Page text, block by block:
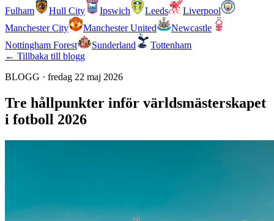
Fulham
Hull City Ipswich Leeds
Liverpool
Manchester City
Manchester United
Newcastle
Nottingham Forest
Sunderland
Tottenham
← Tillbaka till blogg
BLOGG · fredag 22 maj 2026
Tre hållpunkter inför världsmästerskapet
i fotboll 2026